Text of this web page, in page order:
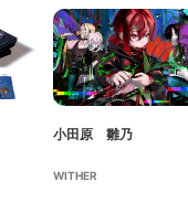
小田原 雛乃
WITHER